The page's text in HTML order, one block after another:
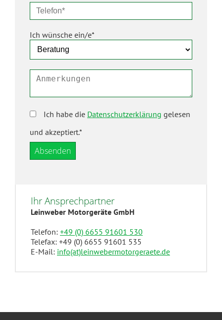
Ich wünsche ein/e*
Ich habe die Datenschutzerklärung gelesen
und akzeptiert.*
Ihr Ansprechpartner
Leinweber Motorgeräte GmbH
Telefon: +49 (0) 6655 91601 530
Telefax: +49 (0) 6655 91601 535
E-Mail: info(at)leinwebermotorgeraete.de